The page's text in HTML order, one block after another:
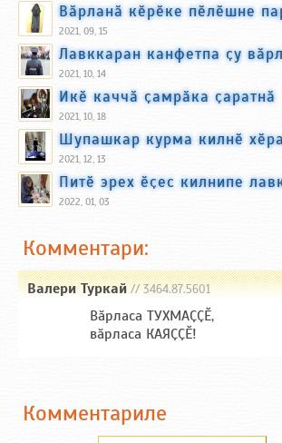
Вӑрланӑ кӗрӗке пӗлӗшне
2021, 09, 15
Лавккаран канфетпа ҫу
2021, 10, 14
Икӗ каччӑ ҫамрӑка ҫаратнӑ
2021, 10, 18
Шупашкар курма килнӗ
2021, 12, 13
Питӗ эрех ӗҫес килнипе
2022, 01, 03
Комментари:
Валери Туркай// 3464.87.5601
Вӑрласа ТУХМАҪҪӖ,
вӑрласа КАЯҪҪӖ!
Комментариле